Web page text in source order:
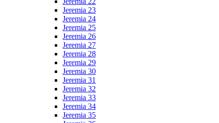
Jeremia 23
Jeremia 24
Jeremia 25
Jeremia 26
Jeremia 27
Jeremia 28
Jeremia 29
Jeremia 30
Jeremia 31
Jeremia 32
Jeremia 33
Jeremia 34
Jeremia 35